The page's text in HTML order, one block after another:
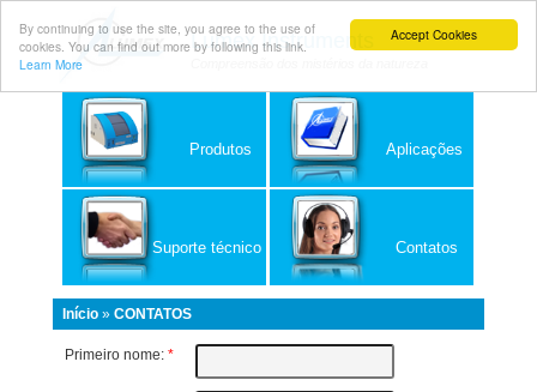
Accept Cookies
By continuing to use the site, you agree to the use of
cookies. You can find out more by following this link.
Learn More
Lumex Instruments
Produtos Aplicações
Suporte técnico Contatos
Início » CONTATOS
Primeiro nome: *